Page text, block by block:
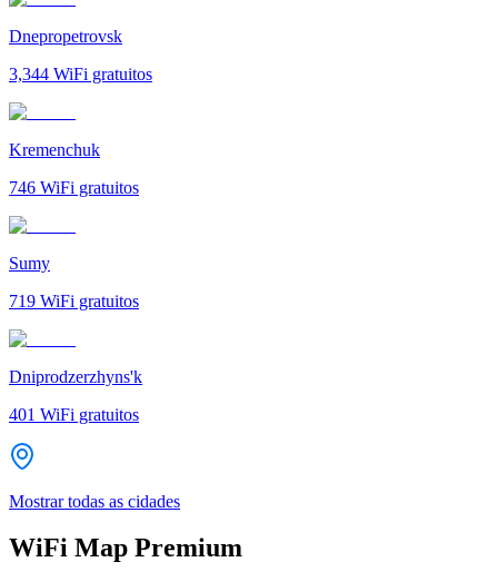
Dnepropetrovsk
3,344 WiFi gratuitos
Kremenchuk
746 WiFi gratuitos
Sumy
719 WiFi gratuitos
Dniprodzerzhyns'k
401 WiFi gratuitos
Mostrar todas as cidades
WiFi Map Premium